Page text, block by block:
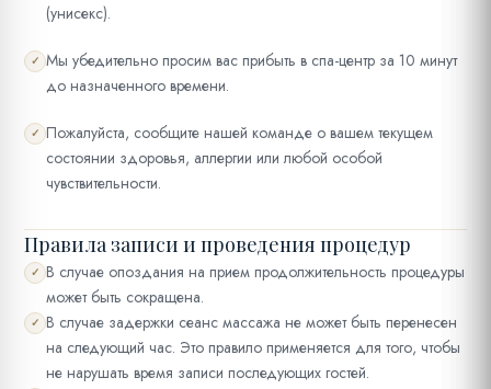
(унисекс).
✓ Мы убедительно просим вас прибыть в спа-центр за 10 минут
до назначенного времени.
✓ Пожалуйста, сообщите нашей команде о вашем текущем
состоянии здоровья, аллергии или любой особой
чувствительности.
Правила записи и проведения процедур
✓ В случае опоздания на прием продолжительность процедуры
может быть сокращена.
✓ В случае задержки сеанс массажа не может быть перенесен
на следующий час. Это правило применяется для того, чтобы
не нарушать время записи последующих гостей.